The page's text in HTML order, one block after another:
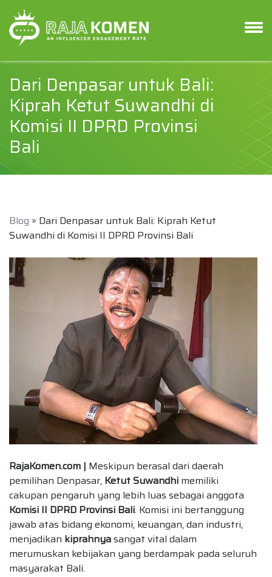
Dari Denpasar untuk Bali:
Kiprah Ketut Suwandhi di
Komisi II DPRD Provinsi
Bali
Blog » Dari Denpasar untuk Bali: Kiprah Ketut
Suwandhi di Komisi II DPRD Provinsi Bali
RajaKomen.com | Meskipun berasal dari daerah
pemilihan Denpasar, Ketut Suwandhi memiliki
cakupan pengaruh yang lebih luas sebagai anggota
Komisi II DPRD Provinsi Bali. Komisi ini bertanggung
jawab atas bidang ekonomi, keuangan, dan industri,
menjadikan kiprahnyasangat vital dalam
merumuskan kebijakan yang berdampak pada seluruh
masyarakat Bali.